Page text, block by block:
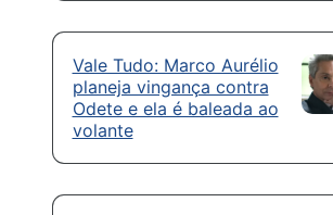
Vale Tudo: Marco Aurélio
planeja vingança contra
Odete e ela é baleada ao
volante